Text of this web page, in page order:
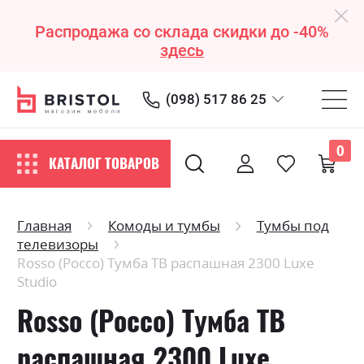
Распродажа со склада скидки до -40%
здесь
(098) 517 86 25
КАТАЛОГ ТОВАРОВ
0
Главная Комоды и тумбы
Тумбы под
телевизоры
Rosso (Россо) Тумба ТВ распашная 2300 Luxe
Studio
Rosso (Россо) Тумба ТВ